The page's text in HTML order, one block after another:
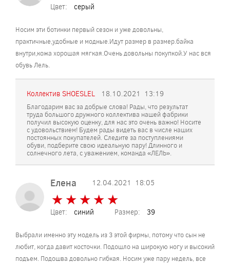
Цвет: серый
Носим эти ботинки первый сезон и уже довольны,
практичные,удобные и модные.Идут размер в размер.байка
внутри,кожа хорошая мягкая.Очень довольны покупкой.У нас вся
обувь Лель.
Коллектив SHOESLEL 18.10.2021 13:19
Благодарим вас за добрые слова! Рады, что результат
труда большого дружного коллектива нашей фабрики
получил высокую оценку, для нас это очень важно! Носите
с удовольствием! Будем рады видеть вас в числе наших
постоянных покупателей. Следите за поступлениями
обуви, подберите свою идеальную пару! Длинного и
солнечного лета, с уважением, команда «ЛЕЛЬ».
Елена 12.04.2021 18:05
★ ★ ★ ★ ★
★ ★ ★ ★ ★
Цвет: синий Размер: 39
Выбрали именно эту модель из 3 этой фирмы, потому что сын не
любит, когда давит косточки. Подошло на широкую ногу и высокий
подъем. Подошва довольно гибкая. Носим уже пару недель, все